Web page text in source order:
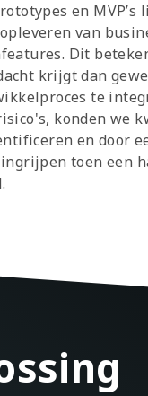
en MVP’s
van
Dit
krijgt dan
te
konden we
en door
toen een